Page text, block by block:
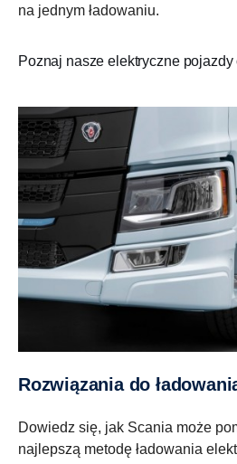
na jednym ładowaniu.
Poznaj nasze elektryczne
Rozwiązania do
Dowiedz się, jak Scania może
najlepszą metodę ładowania